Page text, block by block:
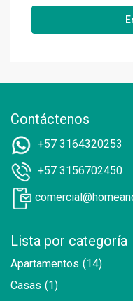
Contáctenos
+57 3164320253
+57 3156702450
Lista por categoría
Apartamentos (14)
Casas (1)